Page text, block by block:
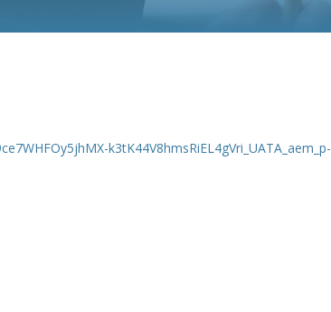
k3tK44V8hmsRiEL4gVri_UATA_aem_p-